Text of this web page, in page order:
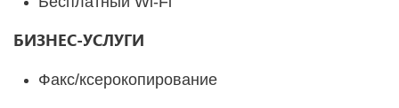
БИЗНЕС-УСЛУГИ
Факс/ксерокопирование